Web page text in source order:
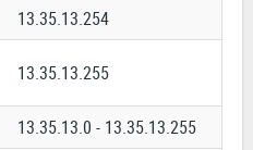
13.35.13.254
13.35.13.255
13.35.13.0 - 13.35.13.255